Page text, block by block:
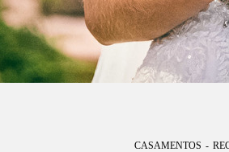
CASAMENTOS